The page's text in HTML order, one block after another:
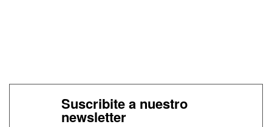
Suscribite a nuestro
newsletter